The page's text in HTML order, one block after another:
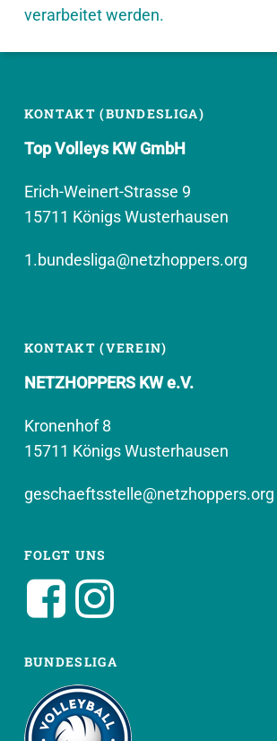
verarbeitet werden.
KONTAKT (BUNDESLIGA)
Top Volleys KW GmbH
Erich-Weinert-Strasse 9
15711 Königs Wusterhausen
1.bundesliga@netzhoppers.org
KONTAKT (VEREIN)
NETZHOPPERS KW e.V.
Kronenhof 8
15711 Königs Wusterhausen
geschaeftsstelle@netzhoppers.org
FOLGT UNS
BUNDESLIGA